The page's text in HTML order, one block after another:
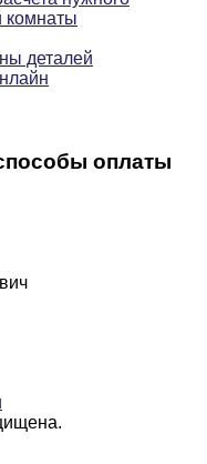
комнаты
деталей
оплаты